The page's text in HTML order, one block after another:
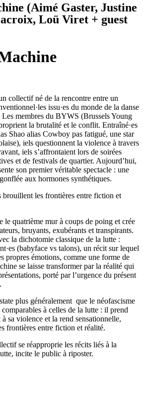
(Aimé Gaster, Justine
Loü Viret + guest
collectif né de la rencontre entre un
issu·es du monde de la danse
membres du BYWS (Brussels Young
la brutalité et le conflit. Entraîné·es
Shao alias Cowboy pas fatigué, une star
iels questionnent la violence à travers
iels s’affrontaient lors de soirées
et de festivals de quartier. Aujourd’hui,
son premier véritable spectacle : une
aux hormones synthétiques.
brouillent les frontières entre fiction et
le quatrième mur à coups de poing et crée
bruyants, exubérants et transpirants.
la dichotomie classique de la lutte :
(babyface vs talons), un récit sur lequel
propres émotions, comme une forme de
se laisse transformer par la réalité qui
porté par l’urgence du présent
plus généralement que le néofascisme
comparables à celles de la lutte : il prend
sa violence et la rend sensationnelle,
frontières entre fiction et réalité.
se réapproprie les récits liés à la
incite le public à riposter.